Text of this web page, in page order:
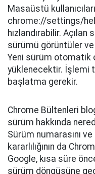
Masaüstü
chrome://settings/
hızlandırabilir.
sürümü görüntüler
Yeni sürüm otomatik
yüklenecektir. İşlemi
başlatma gerekir.
Chrome Bültenleri
sürüm hakkında
Sürüm numarasını
kararlılığının da
Google, kısa süre
sürüm döngüsüne